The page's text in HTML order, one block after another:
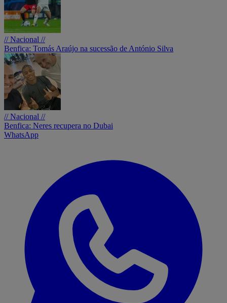
// Nacional //
Benfica: Tomás Araújo na sucessão de António Silva
// Nacional //
Benfica: Neres recupera no Dubai
WhatsApp